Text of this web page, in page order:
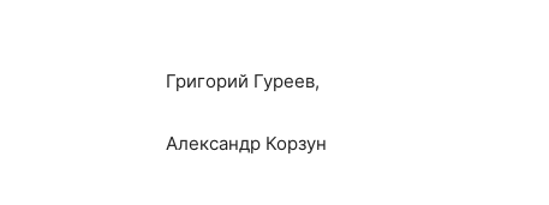
Григорий Гуреев,
Александр Корзун